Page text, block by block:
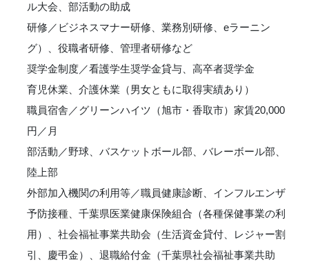
ル大会、部活動の助成
研修／ビジネスマナー研修、業務別研修、eラーニン
グ）、役職者研修、管理者研修など
奨学金制度／看護学生奨学金貸与、高卒者奨学金
育児休業、介護休業（男女ともに取得実績あり）
職員宿舎／グリーンハイツ（旭市・香取市）家賃20,000
円／月
部活動／野球、バスケットボール部、バレーボール部、
陸上部
外部加入機関の利用等／職員健康診断、インフルエンザ
予防接種、千葉県医業健康保険組合（各種保健事業の利
用）、社会福祉事業共助会（生活資金貸付、レジャー割
引、慶弔金）、退職給付金（千葉県社会福祉事業共助